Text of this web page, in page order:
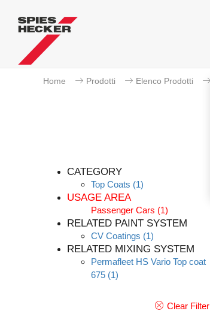
Home Prodotti Elenco Prodotti
CATEGORY
Top Coats (1)
USAGE AREA
Passenger Cars (1)
RELATED PAINT SYSTEM
CV Coatings (1)
RELATED MIXING SYSTEM
Permafleet HS Vario Top coat
675 (1)
Clear Filter